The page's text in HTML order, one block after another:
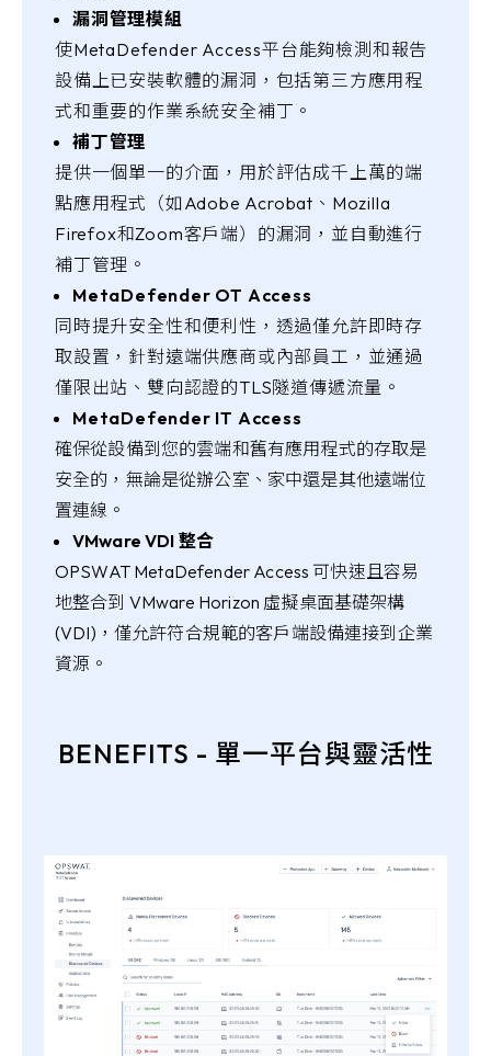
漏洞管理模組
使MetaDefender Access平台能夠檢測和報告
設備上已安裝軟體的漏洞，包括第三方應用程
式和重要的作業系統安全補丁。
補丁管理
提供一個單一的介面，用於評估成千上萬的端
點應用程式（如Adobe Acrobat、Mozilla
Firefox和Zoom客戶端）的漏洞，並自動進行
補丁管理。
MetaDefender OT Access
同時提升安全性和便利性，透過僅允許即時存
取設置，針對遠端供應商或內部員工，並通過
僅限出站、雙向認證的TLS隧道傳遞流量。
MetaDefender IT Access
確保從設備到您的雲端和舊有應用程式的存取是
安全的，無論是從辦公室、家中還是其他遠端位
置連線。
VMware VDI 整合
OPSWAT MetaDefender Access 可快速且容易
地整合到 VMware Horizon 虛擬桌面基礎架構
(VDI)，僅允許符合規範的客戶端設備連接到企業
資源。
BENEFITS - 單一平台與靈活性